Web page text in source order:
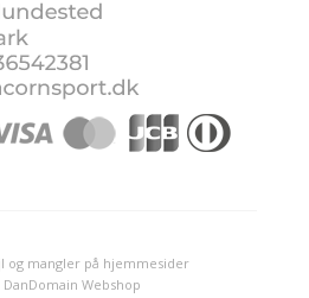
og mangler på hjemmesider
Webshop